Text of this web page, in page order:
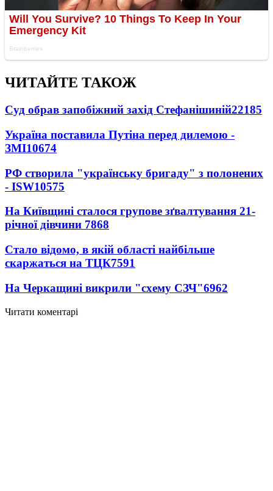
ЧИТАЙТЕ ТАКОЖ
Суд обрав запобіжний захід Стефанішиній22185
Україна поставила Путіна перед дилемою -
ЗМІ10674
РФ створила "українську бригаду" з полонених
- ISW10575
На Київщині сталося групове зґвалтування 21-
річної дівчини 7868
Стало відомо, в якій області найбільше
скаржаться на ТЦК7591
На Черкащині викрили "схему СЗЧ"6962
Читати коментарі